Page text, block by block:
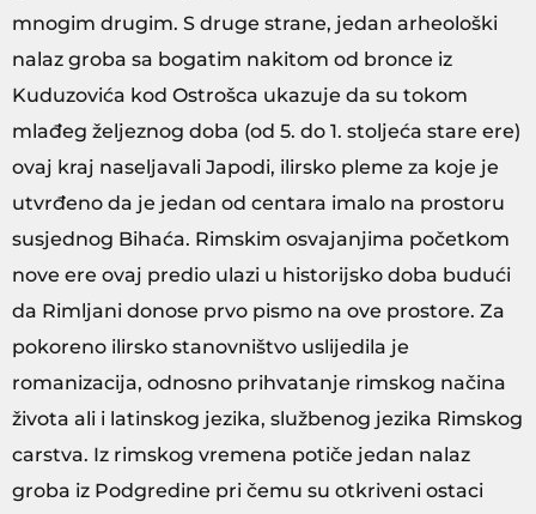
mnogim drugim. S druge strane, jedan arheološki
nalaz groba sa bogatim nakitom od bronce iz
Kuduzovića kod Ostrošca ukazuje da su tokom
mlađeg željeznog doba (od 5. do 1. stoljeća stare ere)
ovaj kraj naseljavali Japodi, ilirsko pleme za koje je
utvrđeno da je jedan od centara imalo na prostoru
susjednog Bihaća. Rimskim osvajanjima početkom
nove ere ovaj predio ulazi u historijsko doba budući
da Rimljani donose prvo pismo na ove prostore. Za
pokoreno ilirsko stanovništvo uslijedila je
romanizacija, odnosno prihvatanje rimskog načina
života ali i latinskog jezika, službenog jezika Rimskog
carstva. Iz rimskog vremena potiče jedan nalaz
groba iz Podgredine pri čemu su otkriveni ostaci